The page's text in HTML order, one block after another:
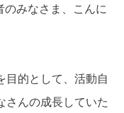
のみなさま、こんに
目的として、活動自
さんの成長していた